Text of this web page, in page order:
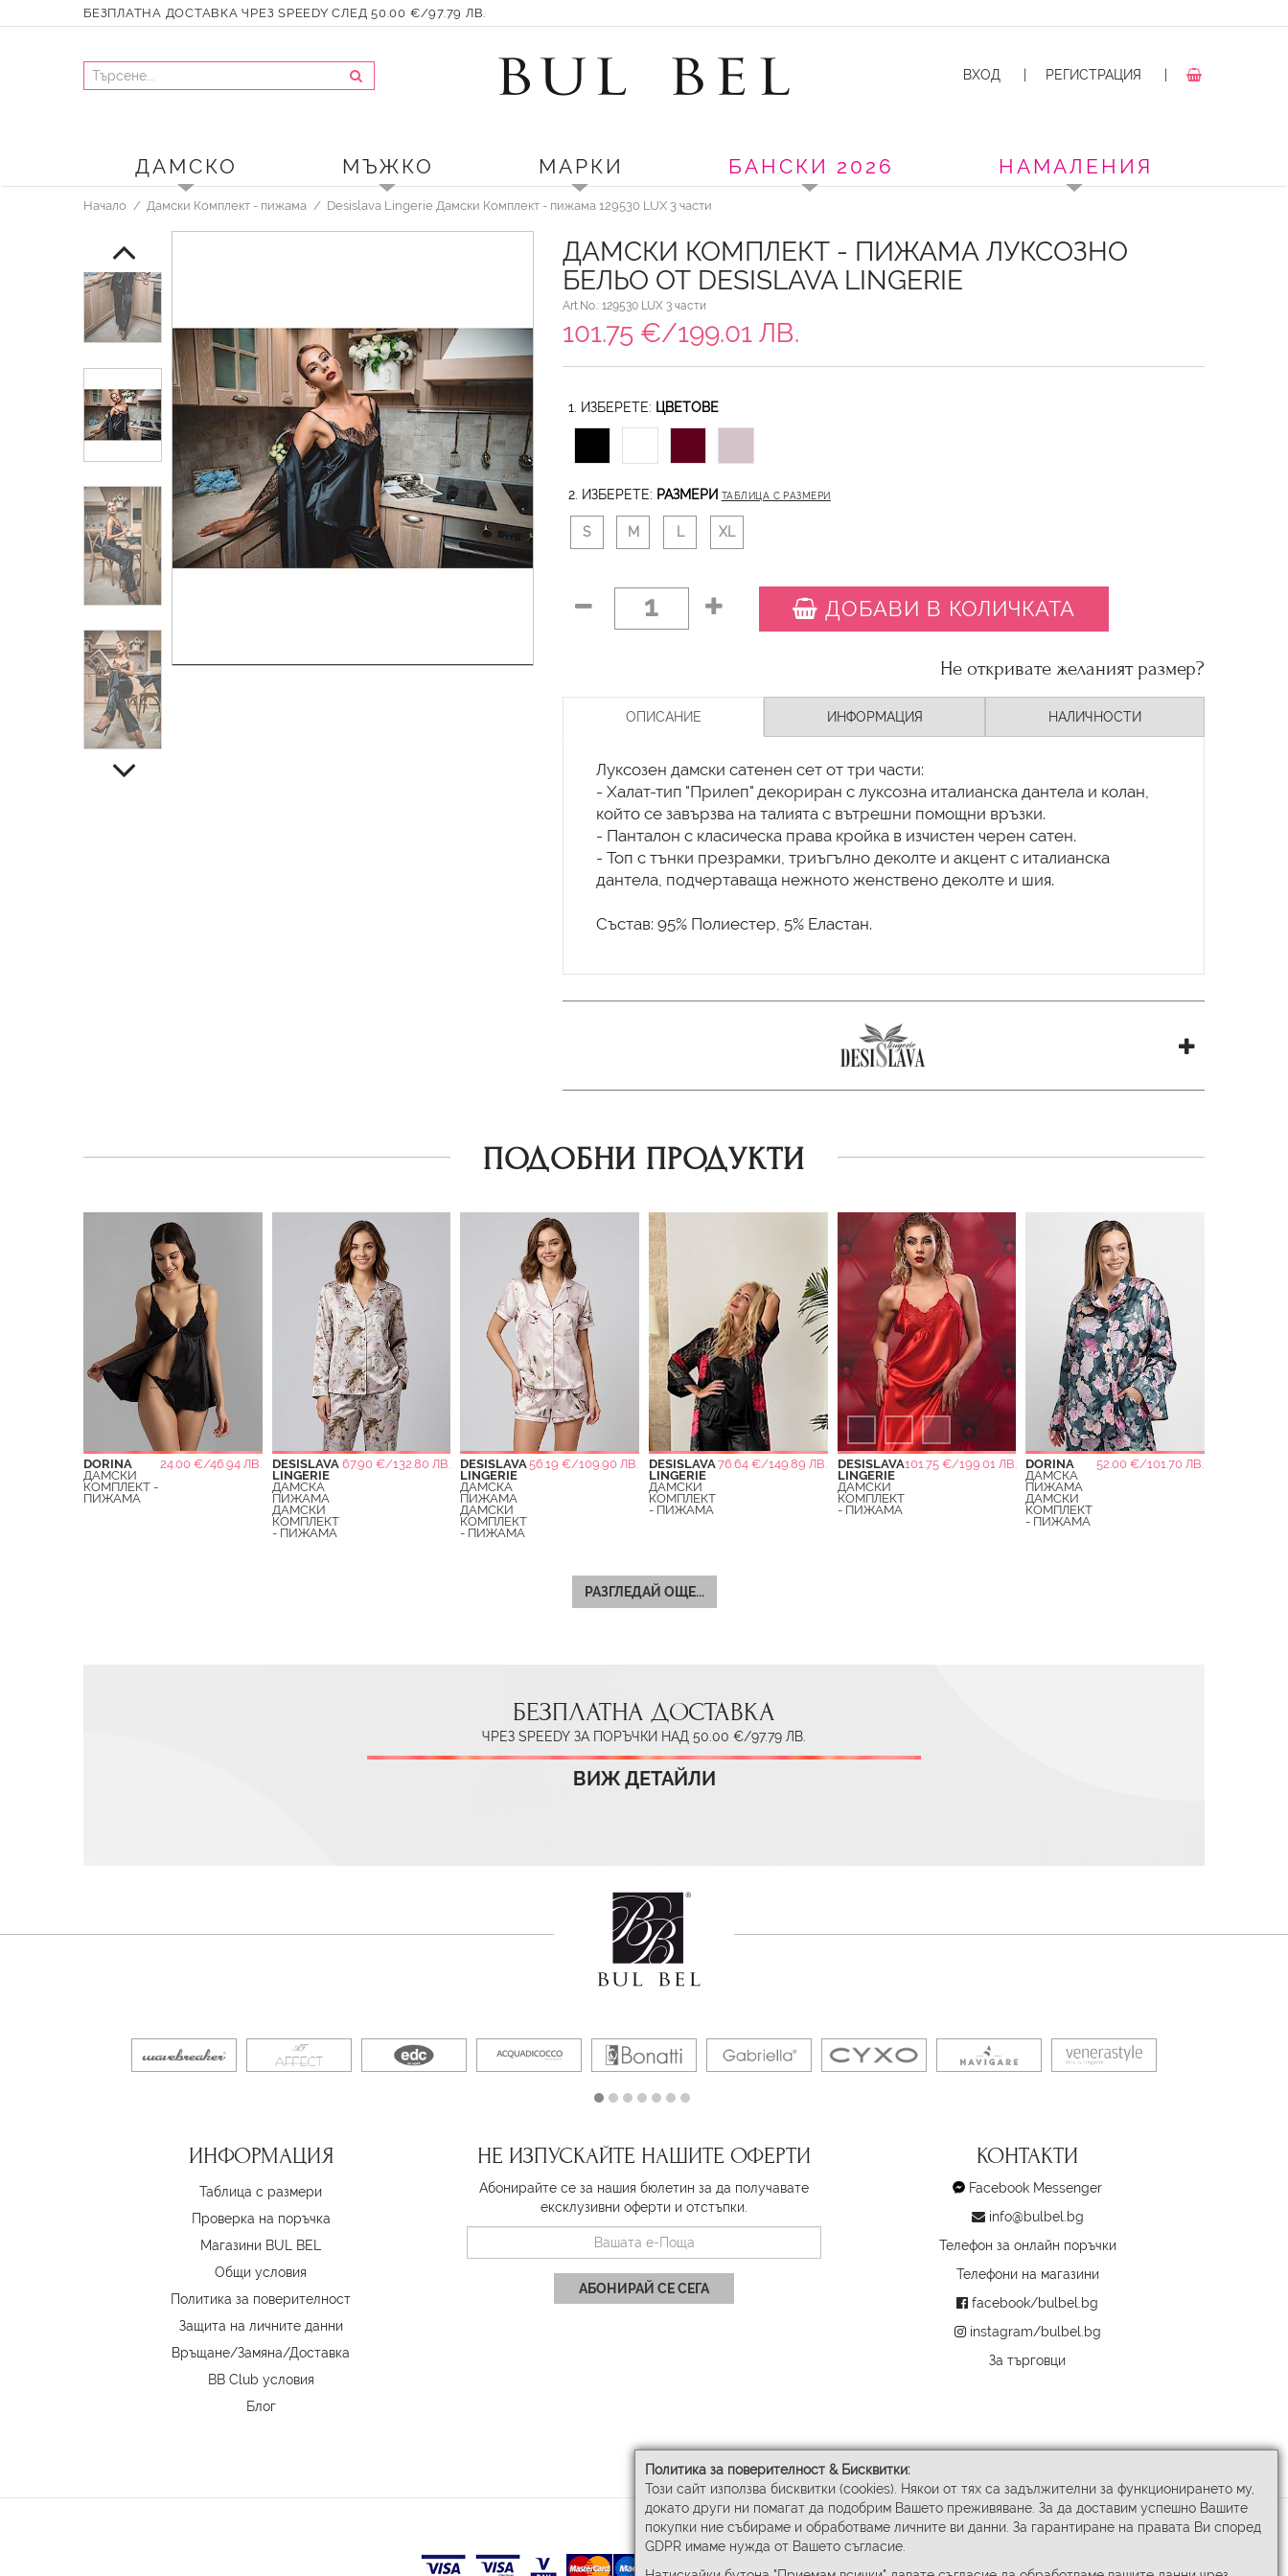
Политика за поверителност & Бисквитки:
Този сайт използва бисквитки (cookies). Някои от тях са задължителни за функционирането му,
докато други ни помагат да подобрим Вашето преживяване. За да доставим успешно Вашите
покупки ние събираме и обработваме личните ви данни. За гарантиране на правата Ви според
GDPR имаме нужда от Вашето съгласие.
БЕЗПЛАТНА ДОСТАВКА ЧРЕЗ SPEEDY СЛЕД 50.00 €/97.79 ЛВ.
ВХОД РЕГИСТРАЦИЯ
ДАМСКО МЪЖКО МАРКИ БАНСКИ 2026 НАМАЛЕНИЯ
Начало Дамски Комплект - пижама Desislava Lingerie Дамски Комплект - пижама 129530 LUX 3 части
ДАМСКИ КОМПЛЕКТ - ПИЖАМА ЛУКСОЗНО
БЕЛЬО ОТ DESISLAVA LINGERIE
Art.No.: 129530 LUX 3 части
101.75 €/199.01 ЛВ.
1. ИЗБЕРЕТЕ: ЦВЕТОВЕ
2. ИЗБЕРЕТЕ: РАЗМЕРИ ТАБЛИЦА С РАЗМЕРИ
S M L XL
1 ДОБАВИ В КОЛИЧКАТА
Не откривате желаният размер?
ОПИСАНИЕ ИНФОРМАЦИЯ НАЛИЧНОСТИ
Луксозен дамски сатенен сет от три части:
- Халат-тип "Прилеп" декориран с луксозна италианска дантела и колан,
който се завързва на талията с вътрешни помощни връзки.
- Панталон с класическа права кройка в изчистен черен сатен.
- Топ с тънки презрамки, триъгълно деколте и акцент с италианска
дантела, подчертаваща нежното женствено деколте и шия.
Състав: 95% Полиестер, 5% Еластан.
ПОДОБНИ ПРОДУКТИ
DORINA
24.00 €/46.94 ЛВ.
ДАМСКИ
КОМПЛЕКТ -
ПИЖАМА
DESISLAVA
LINGERIE
67.90 €/132.80 ЛВ.
ДАМСКА
ПИЖАМА
ДАМСКИ
КОМПЛЕКТ
- ПИЖАМА
DESISLAVA
LINGERIE
56.19 €/109.90 ЛВ.
ДАМСКА
ПИЖАМА
ДАМСКИ
КОМПЛЕКТ
- ПИЖАМА
DESISLAVA
LINGERIE
76.64 €/149.89 ЛВ.
ДАМСКИ
КОМПЛЕКТ
- ПИЖАМА
DESISLAVA
LINGERIE
101.75 €/199.01 ЛВ.
ДАМСКИ
КОМПЛЕКТ
- ПИЖАМА
DORINA
52.00 €/101.70 ЛВ.
ДАМСКА
ПИЖАМА
ДАМСКИ
КОМПЛЕКТ
- ПИЖАМА
РАЗГЛЕДАЙ ОЩЕ...
БЕЗПЛАТНА ДОСТАВКА
ЧРЕЗ SPEEDY ЗА ПОРЪЧКИ НАД 50.00 €/97.79 ЛВ.
ВИЖ ДЕТАЙЛИ
ИНФОРМАЦИЯ
Таблица с размери
Проверка на поръчка
Магазини BUL BEL
Oбщи условия
Политика за поверителност
Защита на личните данни
Връщане/Замяна/Доставка
BB Club условия
Блог
НЕ ИЗПУСКАЙТЕ НАШИТЕ ОФЕРТИ
Абонирайте се за нашия бюлетин за да получавате
ексклузивни оферти и отстъпки.
АБОНИРАЙ СЕ СЕГА
КОНТАКТИ
Facebook Messenger
info@bulbel.bg
Телефон за онлайн поръчки
Телефони на магазини
facebook/bulbel.bg
instagram/bulbel.bg
За търговци